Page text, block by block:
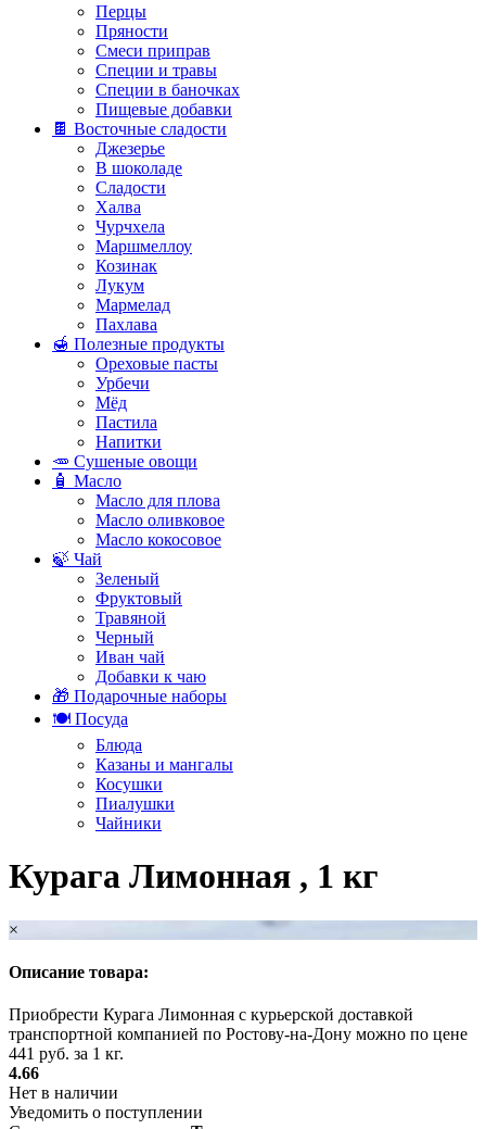
Перцы
Пряности
Смеси приправ
Специи и травы
Специи в баночках
Пищевые добавки
🍫 Восточные сладости
Джезерье
В шоколаде
Сладости
Халва
Чурчхела
Маршмеллоу
Козинак
Лукум
Мармелад
Пахлава
🍯 Полезные продукты
Ореховые пасты
Урбечи
Мёд
Пастила
Напитки
🥕 Сушеные овощи
🧴 Масло
Масло для плова
Масло оливковое
Масло кокосовое
🍃 Чай
Зеленый
Фруктовый
Травяной
Черный
Иван чай
Добавки к чаю
🎁 Подарочные наборы
🍽️ Посуда
Блюда
Казаны и мангалы
Косушки
Пиалушки
Чайники
Курага Лимонная , 1 кг
×
Описание товара:
Приобрести Курага Лимонная с курьерской доставкой
транспортной компанией по Ростову-на-Дону можно по цене
441 руб. за 1 кг.
4.66
Нет в наличии
Уведомить о поступлении